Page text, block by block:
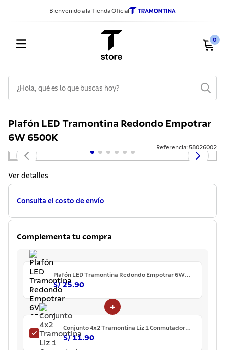
Bienvenido a la Tienda Oficial
0
Plafón LED Tramontina Redondo Empotrar
6W 6500K
Referencia: 58026002
Ver detalles
Consulta el costo de envío
Complementa tu compra
Plafón LED Tramontina Redondo Empotrar 6W
6500K
S/ 25.90
+
Conjunto 4x2 Tramontina Liz 1 Conmutador
10A 250V
S/ 11.90
1.
sarten
2.
ollas
cuchillos
4.
cubiertos
5
juego ollas
lavadero
acero inoxidable
tetera
grano